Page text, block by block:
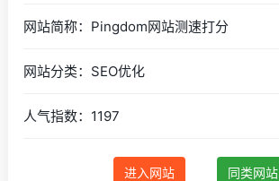
网站简称：Pingdom网站测速打分
网站分类：SEO优化
人气指数：1197
进入网站 同类网站